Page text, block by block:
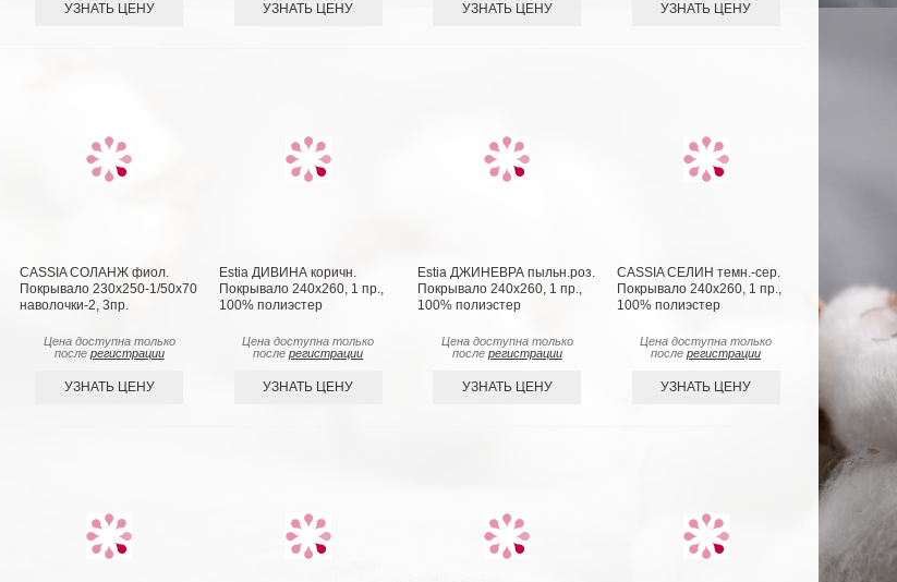
УЗНАТЬ ЦЕНУ УЗНАТЬ ЦЕНУ УЗНАТЬ ЦЕНУ УЗНАТЬ ЦЕНУ
CASSIA СОЛАНЖ фиол.
Покрывало 230x250-1/50х70
наволочки-2, 3пр.
Цена доступна только
после регистрации
УЗНАТЬ ЦЕНУ
Estia ДИВИНА коричн.
Покрывало 240х260, 1 пр.,
100% полиэстер
Цена доступна только
послерегистрации
УЗНАТЬ ЦЕНУ
Estia ДЖИНЕВРА пыльн.роз.
Покрывало 240х260, 1 пр.,
100% полиэстер
Цена доступна только
после регистрации
УЗНАТЬ ЦЕНУ
CASSIA СЕЛИН темн.-сер.
Покрывало 240х260, 1 пр.,
100% полиэстер
Цена доступна только
послерегистрации
УЗНАТЬ ЦЕНУ